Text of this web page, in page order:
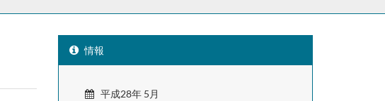
情報
平成28年 5月